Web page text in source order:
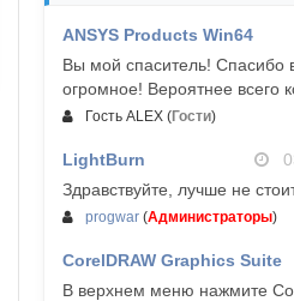
ANSYS Products Win64
Вы мой спаситель! Спасибо
огромное! Вероятнее всего
Гость ALEX (Гости)
LightBurn
Здравствуйте, лучше не
progwar (Администраторы)
CorelDRAW Graphics Suite
В верхнем меню нажмите